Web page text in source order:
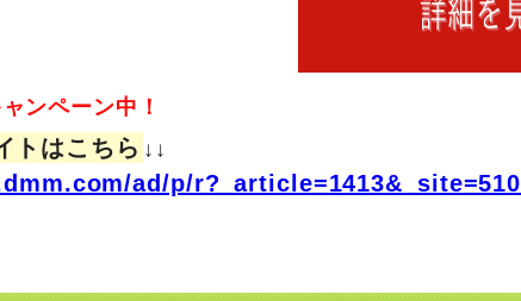
ンペーン中！
トはこちら ↓↓
ad/p/r?_article=1413&_site=510